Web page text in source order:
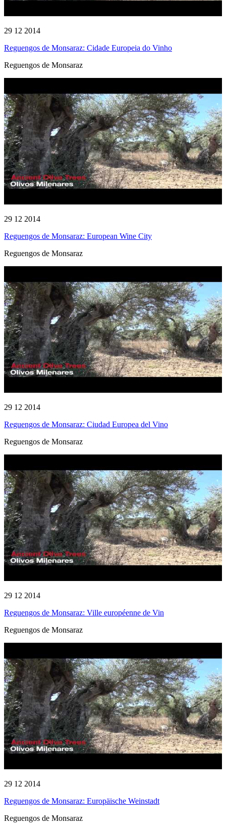
29 12 2014
Reguengos de Monsaraz: Cidade Europeia do Vinho
Reguengos de Monsaraz
29 12 2014
Reguengos de Monsaraz: European Wine City
Reguengos de Monsaraz
29 12 2014
Reguengos de Monsaraz: Ciudad Europea del Vino
Reguengos de Monsaraz
29 12 2014
Reguengos de Monsaraz: Ville européenne de Vin
Reguengos de Monsaraz
29 12 2014
Reguengos de Monsaraz: Europäische Weinstadt
Reguengos de Monsaraz